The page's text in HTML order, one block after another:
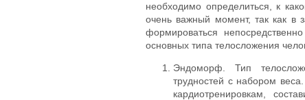
необходимо определиться, к
очень важный момент, так как в
формироваться
основных типа телосложения
Эндоморф. Тип
трудностей с набором
кардиотренировкам,